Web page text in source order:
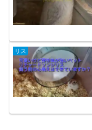
リス